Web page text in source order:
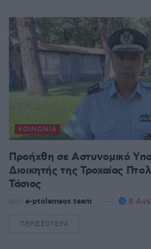
ΚΟΙΝΩΝΊΑ
Προήχθη σε Αστυνομικό
Διοικητής της Τροχαίας
Τάσιος
από e-ptolemeos team 8
ΠΕΡΙΣΣΌΤΕΡΑ